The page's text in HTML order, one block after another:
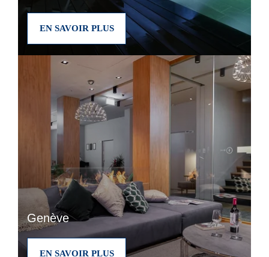
EN SAVOIR PLUS
Genève
EN SAVOIR PLUS